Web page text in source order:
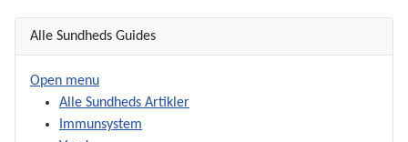
Alle Sundheds Guides
Open menu
Alle Sundheds Artikler
Immunsystem